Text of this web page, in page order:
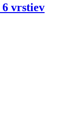
vrstiev